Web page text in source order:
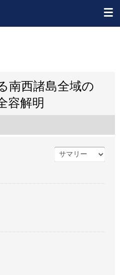
南西諸島全域の
容解明